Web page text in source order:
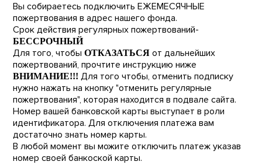
Вы собираетесь подключить ЕЖЕМЕСЯЧНЫЕ
пожертвования в адрес нашего фонда.
Срок действия регулярных пожертвований-
БЕССРОЧНЫЙ
Для того, чтобыОТКАЗАТЬСЯ от дальнейших
пожертвований, прочтите инструкцию ниже
ВНИМАНИЕ!!! Для того чтобы, отменить подписку
нужно нажать на кнопку "отменить регулярные
пожертвования", которая находится в подвале сайта.
Номер вашей банковской карты выступает в роли
идентификатора. Для отключения платежа вам
достаточно знать номер карты.
В любой момент вы можите отключить платеж указав
номер своей банкоской карты.